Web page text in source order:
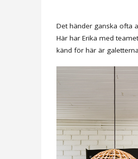
Det händer ganska ofta
Här har Erika med
känd för här är